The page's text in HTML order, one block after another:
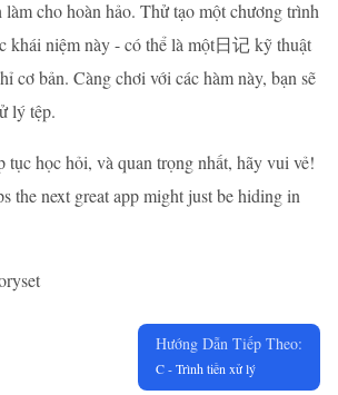
cho hoàn hảo. Thử tạo một chương trình
khái niệm này - có thể là một日记 kỹ thuật
cơ bản. Càng chơi với các hàm này, bạn sẽ
lý tệp.
tục học hỏi, và quan trọng nhất, hãy vui vẻ!
the next great app might just be hiding in
Hướng Dẫn Tiếp Theo:
C - Trình tiền xử lý